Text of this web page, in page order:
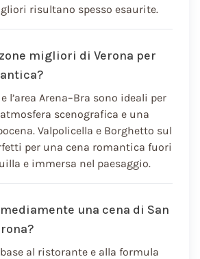
risultano spesso esaurite.
migliori di Verona per
l’area Arena–Bra sono ideali per
scenografica e una
Valpolicella e Borghetto sul
per una cena romantica fuori
e immersa nel paesaggio.
una cena di San
al ristorante e alla formula